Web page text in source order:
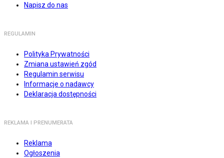
Napisz do nas
REGULAMIN
Polityka Prywatności
Zmiana ustawień zgód
Regulamin serwisu
Informacje o nadawcy
Deklaracja dostępności
REKLAMA I PRENUMERATA
Reklama
Ogłoszenia